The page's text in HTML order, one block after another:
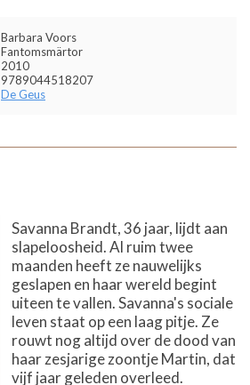
Barbara Voors
Fantomsmärtor
2010
9789044518207
De Geus
Savanna Brandt, 36 jaar, lijdt aan
slapeloosheid. Al ruim twee
maanden heeft ze nauwelijks
geslapen en haar wereld begint
uiteen te vallen. Savanna's sociale
leven staat op een laag pitje. Ze
rouwt nog altijd over de dood van
haar zesjarige zoontje Martin, dat
vijf jaar geleden overleed.